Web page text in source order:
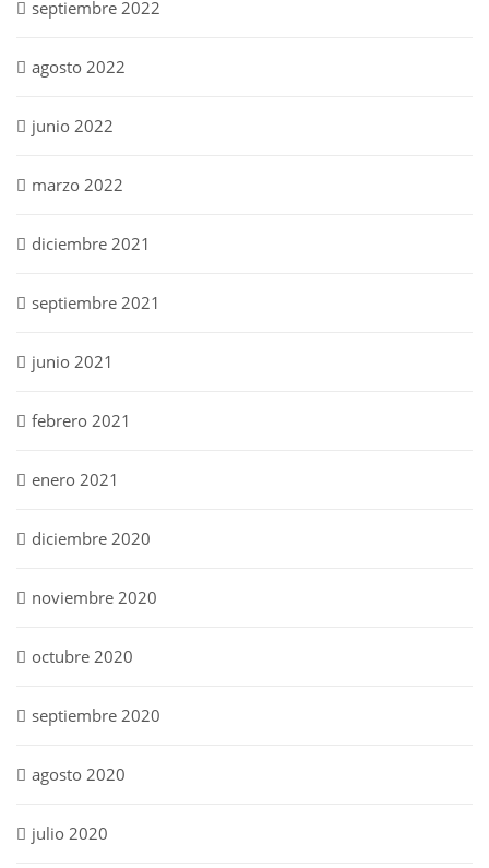
septiembre 2022
agosto 2022
junio 2022
marzo 2022
diciembre 2021
septiembre 2021
junio 2021
febrero 2021
enero 2021
diciembre 2020
noviembre 2020
octubre 2020
septiembre 2020
agosto 2020
julio 2020